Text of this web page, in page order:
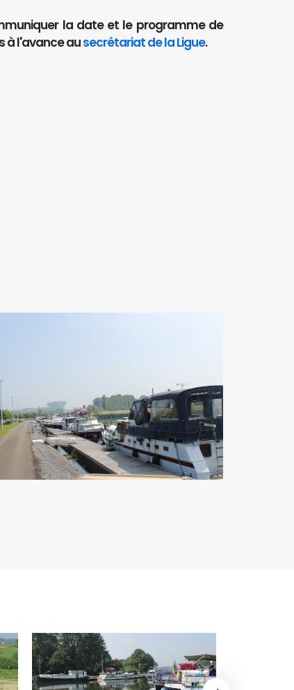
la date et le programme de
à l'avance ausecrétariat de la Ligue.